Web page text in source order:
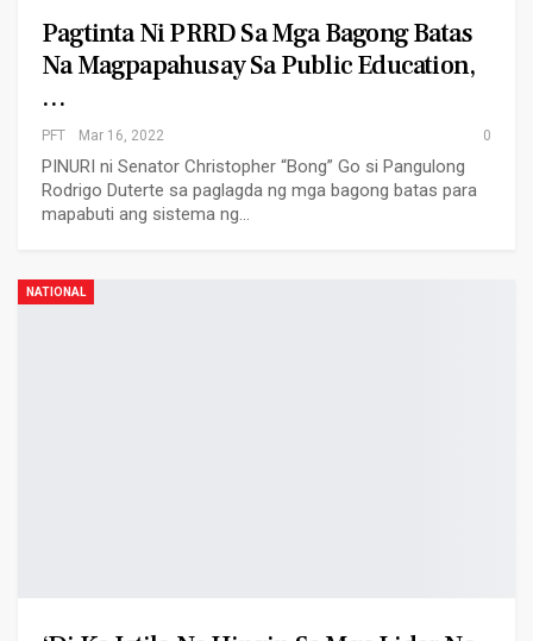
Pagtinta Ni PRRD Sa Mga Bagong Batas
Na Magpapahusay Sa Public Education,
…
PFT Mar 16, 2022 0
PINURI ni Senator Christopher “Bong” Go si Pangulong
Rodrigo Duterte sa paglagda ng mga bagong batas para
mapabuti ang sistema ng…
NATIONAL